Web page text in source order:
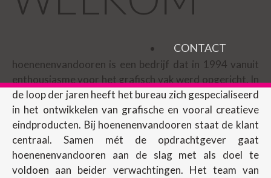
CONTACT
hoenenenvandooren is een bedrijf dat in 1994 vanuit
enthousiasme voor het grafisch vak werd opgericht. In
de loop der jaren heeft het bureau zich gespecialiseerd
in het ontwikkelen van grafische en vooral creatieve
eindproducten. Bij hoenenenvandooren staat de klant
centraal. Samen mét de opdrachtgever gaat
hoenenenvandooren aan de slag met als doel te
voldoen aan beider verwachtingen. Het team van